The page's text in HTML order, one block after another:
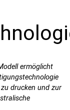
ermöglicht
drucken und zur